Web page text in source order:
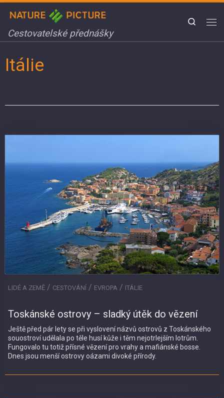
Skip to content
Cestovatelské přednášky
Search
Itálie
LIDÉ A ZEMĚ / CESTOVÁNÍ / EVROPA / ITÁLIE
Toskánské ostrovy – sladký útěk do vězení
Ještě před pár lety se při vyslovení názvů ostrovů z Toskánského
souostroví udělala po těle husí kůže i těm nejotrlejším lotrům.
Fungovalo tu totiž přísné vězení pro vrahy a mafiánské bosse.
Dnes jsou menší ostrovy oázami divoké přírody.